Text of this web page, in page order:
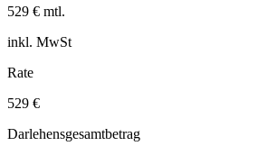
529 € mtl.
inkl. MwSt
Rate
529 €
Darlehensgesamtbetrag